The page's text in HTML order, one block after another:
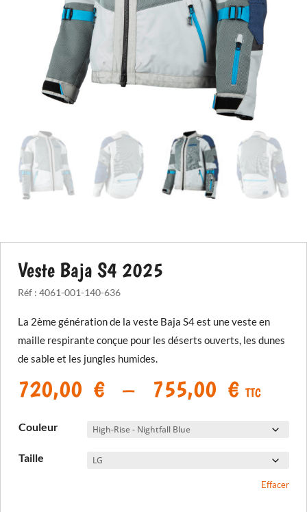
Veste Baja S4 2025
Réf : 4061-001-140-636
La 2ème génération de la veste Baja S4 est une veste en
maille respirante conçue pour les déserts ouverts, les dunes
de sable et les jungles humides.
720,00 € – 755,00 € Plage
de
prix :
TTC
Couleur
Taille
Effacer